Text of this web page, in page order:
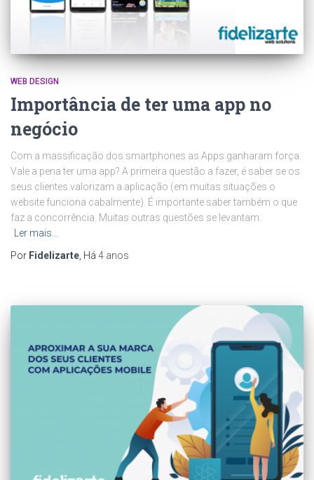
WEB DESIGN
Importância de ter uma app no
negócio
Com a massificação dos smartphones as Apps ganharam força.
Vale a pena ter uma app? A primeira questão a fazer, é saber se os
seus clientes valorizam a aplicação (em muitas situações o
website funciona cabalmente). É importante saber também o que
faz a concorrência. Muitas outras questões se levantam:
Ler mais…
Por Fidelizarte , Há 4 anos